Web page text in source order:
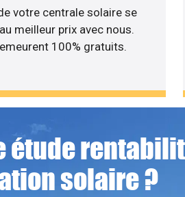
votre centrale solaire se
meilleur prix avec nous.
100% gratuits.
étude
solaire ?